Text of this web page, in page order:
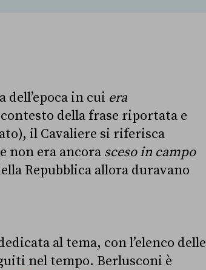
in cui era
della frase riportata e
il Cavaliere si riferisca
non era ancora sceso in campo
Repubblica allora duravano
al tema, con l’elenco delle
nel tempo. Berlusconi è